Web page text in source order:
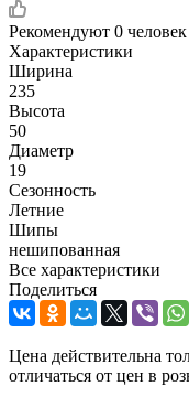
Рекомендуют 0 человек
Характеристики
Ширина
235
Высота
50
Диаметр
19
Сезонность
Летние
Шипы
нешипованная
Все характеристики
Поделиться
Цена действительна
отличаться от цен в